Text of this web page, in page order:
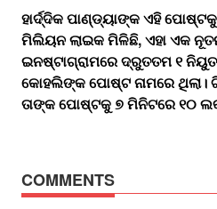
ହାର୍ଦ୍ଦିକ ପାଣ୍ଡ୍ୟାଙ୍କ ଏହି
ମିଲିୟନ ଲାଇକ ମିଳିଛି, ଏହା ଏକ
ଇନଷ୍ଟାଗ୍ରାମରେ ଦ୍ରୁତତମ ୧ ନିୟୁତ
କୋହଲିଙ୍କ ପୋଷ୍ଟ ନାମରେ ଥିଲା।
ତାଙ୍କ ପୋଷ୍ଟକୁ ୭ ମିନିଟରେ ୧୦
COMMENTS